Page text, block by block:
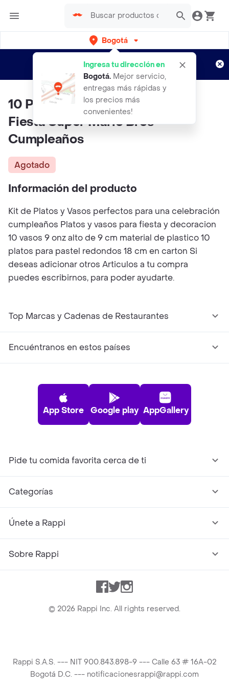
Bogotá
Ingresa tu dirección en
Bogotá. Mejor servicio,
entregas más rápidas y
los precios más
convenientes!
envíos gratis por semanas
Aplican TyC
10 Platos Y Vasos Desechables
Fiesta Super Mario Bros
Cumpleaños
Agotado
Información del producto
Kit de Platos y Vasos perfectos para una celebración
cumpleaños Platos y vasos para fiesta y decoracion
10 vasos 9 onz alto de 9 cm material de plastico 10
platos para pastel redondos 18 cm en carton Si
deseas adicionar otros Articulos a tu compra
puedes escribirnos, para poder ayudarte.
Top Marcas y Cadenas de Restaurantes
Encuéntranos en estos países
App Store Google play AppGallery
Pide tu comida favorita cerca de ti
Categorías
Únete a Rappi
Sobre Rappi
Facebook
TwitterInstagram
© 2026 Rappi Inc. All rights reserved.
Rappi S.A.S. --- NIT 900.843.898-9 --- Calle 63 # 16A-02
Bogotá D.C. --- notificacionesrappi@rappi.com